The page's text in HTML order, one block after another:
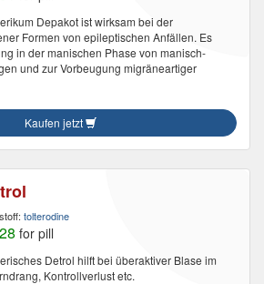
Depakot ist wirksam bei der
Formen von epileptischen Anfällen. Es
in der manischen Phase von manisch-
und zur Vorbeugung migräneartiger
Kaufen jetzt
tolterodine
for pill
Detrol hilft bei überaktiver Blase im
Kontrollverlust etc.